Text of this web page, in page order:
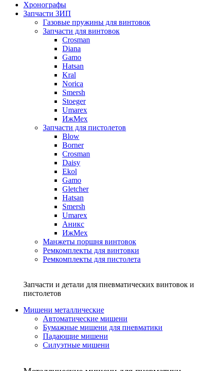
Хронографы
Запчасти ЗИП
Газовые пружины для винтовок
Запчасти для винтовок
Crosman
Diana
Gamo
Hatsan
Kral
Norica
Smersh
Stoeger
Umarex
ИжМех
Запчасти для пистолетов
Blow
Borner
Crosman
Daisy
Ekol
Gamo
Gletcher
Hatsan
Smersh
Umarex
Аникс
ИжМех
Манжеты поршня винтовок
Ремкомплекты для винтовки
Ремкомплекты для пистолета
Запчасти и детали для пневматических винтовок и
пистолетов
Мишени металлические
Автоматические мишени
Бумажные мишени для пневматики
Падающие мишени
Силуэтные мишени